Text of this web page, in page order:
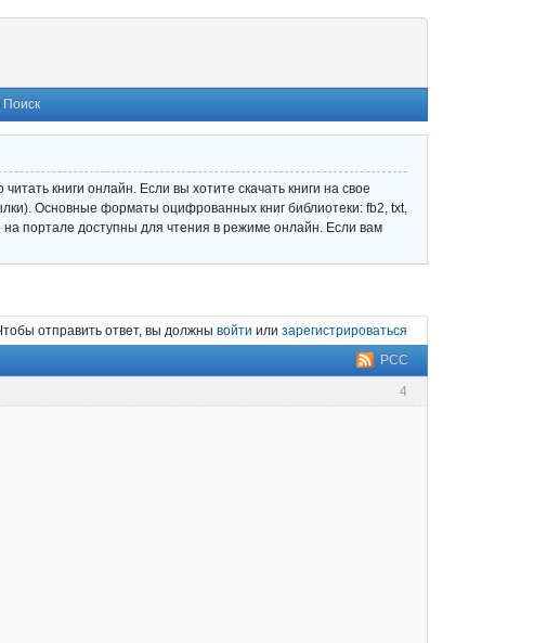
Поиск
книги онлайн. Если вы хотите скачать книги на свое
Основные форматы оцифрованных книг библиотеки: fb2, txt,
на портале доступны для чтения в режиме онлайн. Если вам
отправить ответ, вы должны войти или зарегистрироваться
РСС
4